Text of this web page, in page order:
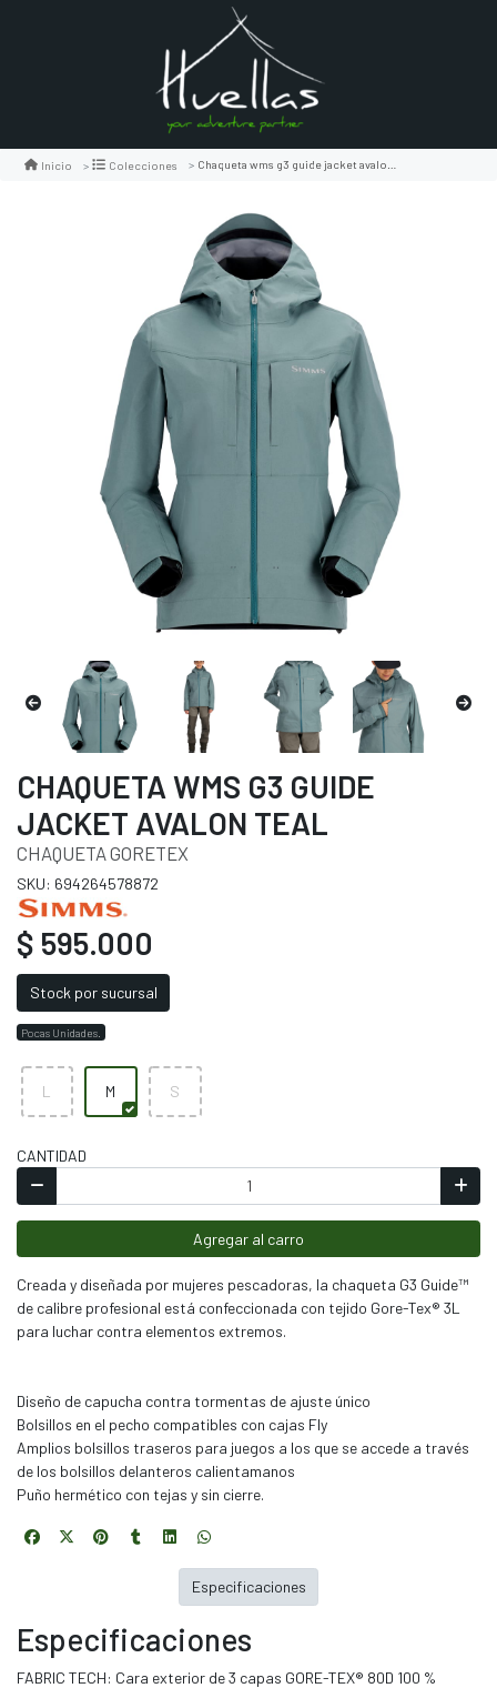
Inicio Colecciones Chaqueta wms g3 guide jacket avalon teal
CHAQUETA WMS G3 GUIDE
JACKET AVALON TEAL
CHAQUETA GORETEX
SKU: 694264578872
$ 595.000
Stock por sucursal
Pocas Unidades.
L M S
CANTIDAD
Agregar al carro
Creada y diseñada por mujeres pescadoras, la chaqueta G3 Guide™
de calibre profesional está confeccionada con tejido Gore-Tex® 3L
para luchar contra elementos extremos.
Diseño de capucha contra tormentas de ajuste único
Bolsillos en el pecho compatibles con cajas Fly
Amplios bolsillos traseros para juegos a los que se accede a través
de los bolsillos delanteros calientamanos
Puño hermético con tejas y sin cierre.
Especificaciones
FABRIC TECH: Cara exterior de 3 capas GORE-TEX® 80D 100 %
Especificaciones